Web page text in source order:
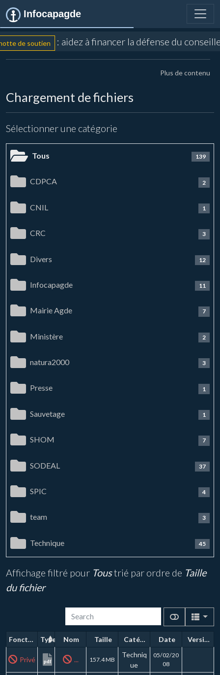
Infocapagde
de soutien : aidez à financer la défense du
Plus de contenu
Chargement de fichiers
Sélectionner une catégorie
Tous 139
CDPCA 2
CNIL 1
CRC 3
Divers 12
Infocapagde 11
Mairie Agde 7
Ministère 2
natura2000 3
Presse 1
Sauvetage 1
SHOM 7
SODEAL 37
SPIC 4
team 3
Technique 45
Affichage filtré pour Toustrié par ordre de Taille
du fichier
Fonctions Type Nom Taille Catégorie Date Version
Privé pdf ... 157.4 MB
Techniq
ue
05/02/20
08